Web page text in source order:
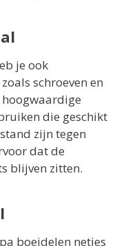
je ook
schroeven en
die geschikt
zijn tegen
dat de
blijven zitten.
boeidelen netjes